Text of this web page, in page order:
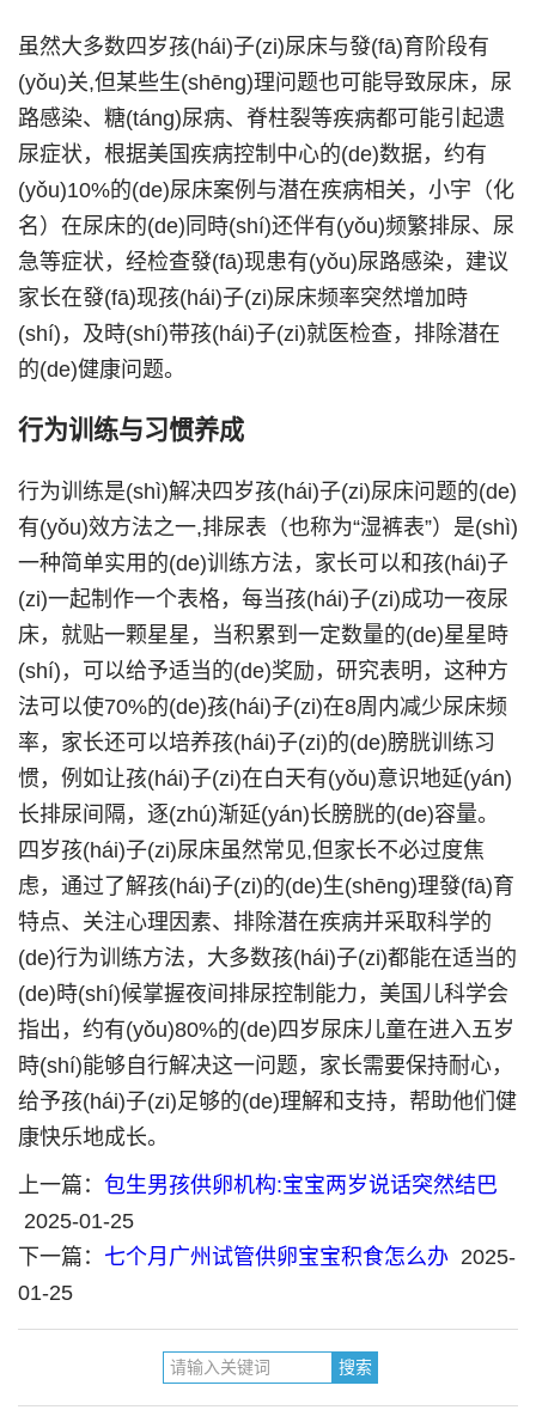
虽然大多数四岁孩(hái)子(zi)尿床与發(fā)育阶段有
(yǒu)关,但某些生(shēng)理问题也可能导致尿床，尿
路感染、糖(táng)尿病、脊柱裂等疾病都可能引起遗
尿症状，根据美国疾病控制中心的(de)数据，约有
(yǒu)10%的(de)尿床案例与潜在疾病相关，小宇（化
名）在尿床的(de)同時(shí)还伴有(yǒu)频繁排尿、尿
急等症状，经检查發(fā)现患有(yǒu)尿路感染，建议
家长在發(fā)现孩(hái)子(zi)尿床频率突然增加時
(shí)，及時(shí)带孩(hái)子(zi)就医检查，排除潜在
的(de)健康问题。
行为训练与习惯养成
行为训练是(shì)解决四岁孩(hái)子(zi)尿床问题的(de)
有(yǒu)效方法之一,排尿表（也称为“湿裤表”）是(shì)
一种简单实用的(de)训练方法，家长可以和孩(hái)子
(zi)一起制作一个表格，每当孩(hái)子(zi)成功一夜尿
床，就贴一颗星星，当积累到一定数量的(de)星星時
(shí)，可以给予适当的(de)奖励，研究表明，这种方
法可以使70%的(de)孩(hái)子(zi)在8周内减少尿床频
率，家长还可以培养孩(hái)子(zi)的(de)膀胱训练习
惯，例如让孩(hái)子(zi)在白天有(yǒu)意识地延(yán)
长排尿间隔，逐(zhú)渐延(yán)长膀胱的(de)容量。
四岁孩(hái)子(zi)尿床虽然常见,但家长不必过度焦
虑，通过了解孩(hái)子(zi)的(de)生(shēng)理發(fā)育
特点、关注心理因素、排除潜在疾病并采取科学的
(de)行为训练方法，大多数孩(hái)子(zi)都能在适当的
(de)時(shí)候掌握夜间排尿控制能力，美国儿科学会
指出，约有(yǒu)80%的(de)四岁尿床儿童在进入五岁
時(shí)能够自行解决这一问题，家长需要保持耐心，
给予孩(hái)子(zi)足够的(de)理解和支持，帮助他们健
康快乐地成长。
上一篇： 包生男孩供卵机构:宝宝两岁说话突然结巴
2025-01-25
下一篇： 七个月广州试管供卵宝宝积食怎么办 2025-
01-25